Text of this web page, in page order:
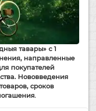
тавары» с 1
направленные
покупателей
Нововведения
сроков
.